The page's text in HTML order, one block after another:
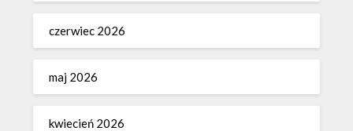
czerwiec 2026
maj 2026
kwiecień 2026